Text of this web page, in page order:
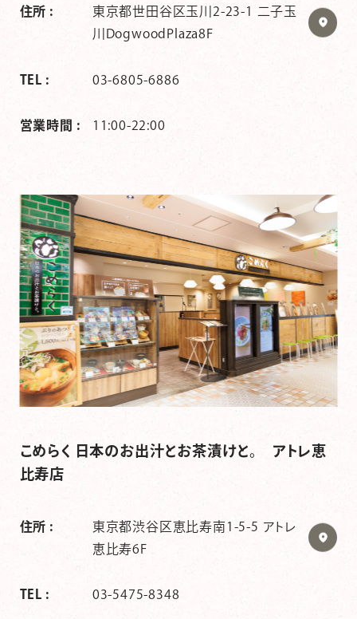
住所 :
東京都世田谷区玉川2-23-1 二子玉
川DogwoodPlaza8F
TEL : 03-6805-6886
営業時間 : 11:00-22:00
こめらく 日本のお出汁とお茶漬けと。 アトレ恵
比寿店
住所 :
東京都渋谷区恵比寿南1-5-5 アトレ
恵比寿6F
TEL : 03-5475-8348